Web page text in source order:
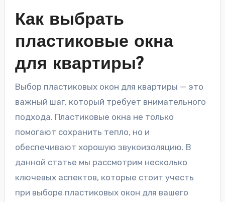
Как выбрать
пластиковые окна
для квартиры?
Выбор пластиковых окон для квартиры — это
важный шаг, который требует внимательного
подхода. Пластиковые окна не только
помогают сохранить тепло, но и
обеспечивают хорошую звукоизоляцию. В
данной статье мы рассмотрим несколько
ключевых аспектов, которые стоит учесть
при выборе пластиковых окон для вашего